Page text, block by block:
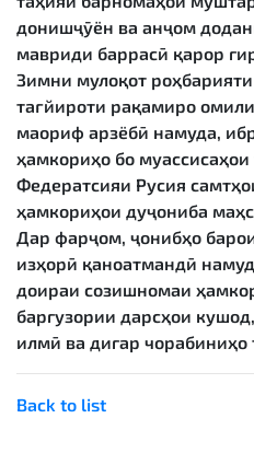
донишҷӯён ва анҷом
мавриди баррасӣ қарор
Зимни мулоқот
тағйироти рақамиро
маориф арзёбӣ намуда,
ҳамкориҳо бо
Федератсияи Русия
ҳамкориҳои дуҷониба
Дар фарҷом, ҷонибҳо
изҳорӣ қаноатмандӣ
доираи созишномаи
баргузории дарсҳои
илмӣ ва дигар чорабиниҳо
Back to list